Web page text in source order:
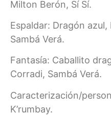
Milton Berón, Sí Sí.
Espaldar: Dragón
Sambá Verá.
Fantasía: Caballito
Corradi, Sambá Verá.
Caracterización/
K’rumbay.